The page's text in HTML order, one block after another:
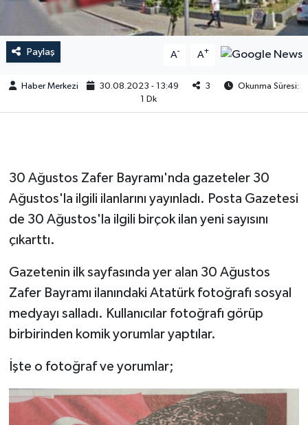
Paylaş A- A+
Haber Merkezi 30.08.2023 - 13:49 3
Okunma Süresi:
1 Dk
30 Ağustos Zafer Bayramı'nda gazeteler 30
Ağustos'la ilgili ilanlarını yayınladı. Posta Gazetesi
de 30 Ağustos'la ilgili birçok ilan yeni sayısını
çıkarttı.
Gazetenin ilk sayfasında yer alan 30 Ağustos
Zafer Bayramı ilanındaki Atatürk fotoğrafı sosyal
medyayı salladı. Kullanıcılar fotoğrafı görüp
birbirinden komik yorumlar yaptılar.
İşte o fotoğraf ve yorumlar;